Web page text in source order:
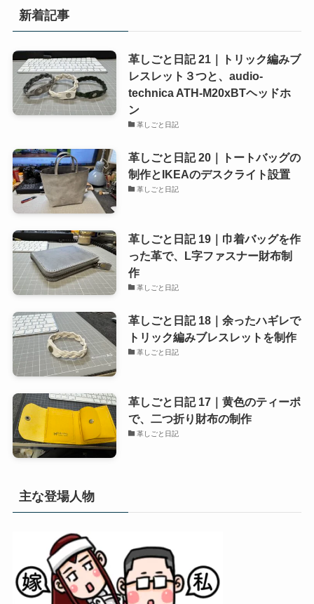
新着記事
革しごと日記 21｜トリック編みブ
レスレット３つと、audio-
technica ATH-M20xBTヘッドホ
ン
革しごと日記
革しごと日記 20｜トートバッグの
制作とIKEAのデスクライト設置
革しごと日記
革しごと日記 19｜巾着バッグを作
った革で、L字ファスナー財布制
作
革しごと日記
革しごと日記 18｜余ったハギレで
トリック編みブレスレットを制作
革しごと日記
革しごと日記 17｜黄色のティーポ
で、二つ折り財布の制作
革しごと日記
主な登場人物